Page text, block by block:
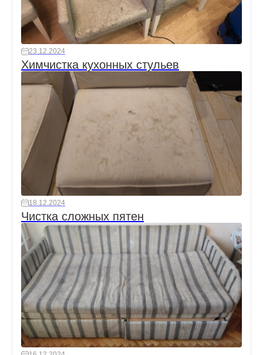
23.12.2024
Химчистка кухонных стульев
18.12.2024
Чистка сложных пятен